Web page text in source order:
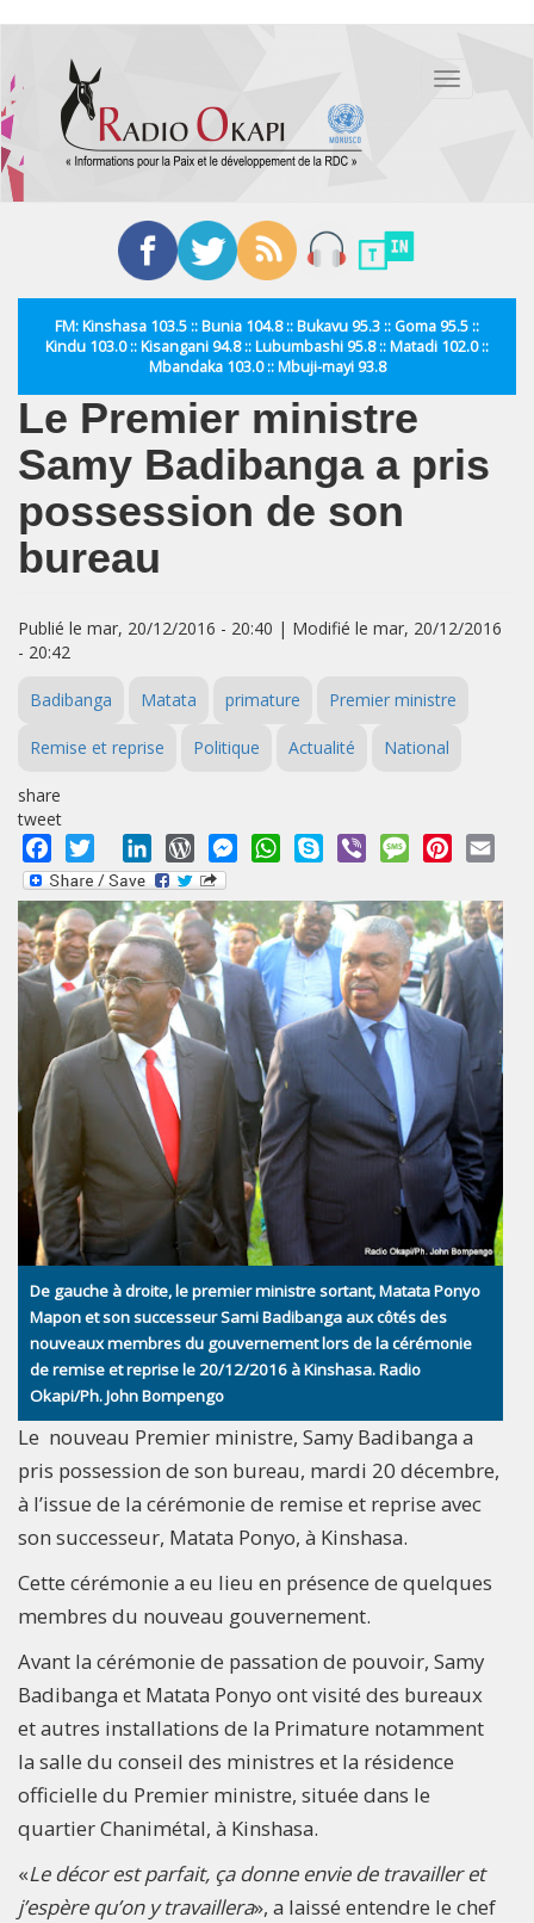
contenu
principal
Toggle
FM: Kinshasa 103.5 :: Bunia 104.8 :: Bukavu 95.3 :: Goma 95.5 ::
Kindu 103.0 :: Kisangani 94.8 :: Lubumbashi 95.8 :: Matadi 102.0 ::
Mbandaka 103.0 :: Mbuji-mayi 93.8
Le Premier ministre
Samy Badibanga a pris
possession de son
bureau
Publié le mar, 20/12/2016 - 20:40 | Modifié le mar, 20/12/2016
- 20:42
Badibanga Matata primature Premier ministre
Remise et reprise Politique Actualité National
share
tweet
Facebook
Twitter LinkedInWordPressMessengerWhatsApp
Skype Viber MessagePinterest
De gauche à droite, le premier ministre sortant, Matata Ponyo
Mapon et son successeur Sami Badibanga aux côtés des
nouveaux membres du gouvernement lors de la cérémonie
de remise et reprise le 20/12/2016 à Kinshasa. Radio
Okapi/Ph. John Bompengo
Le nouveau Premier ministre, Samy Badibanga a
pris possession de son bureau, mardi 20 décembre,
à l’issue de la cérémonie de remise et reprise avec
son successeur, Matata Ponyo, à Kinshasa.
Cette cérémonie a eu lieu en présence de quelques
membres du nouveau gouvernement.
Avant la cérémonie de passation de pouvoir, Samy
Badibanga et Matata Ponyo ont visité des bureaux
et autres installations de la Primature notamment
la salle du conseil des ministres et la résidence
officielle du Premier ministre, située dans le
quartier Chanimétal, à Kinshasa.
«Le décor est parfait, ça donne envie de travailler et
j’espère qu’on y travaillera», a laissé entendre le chef